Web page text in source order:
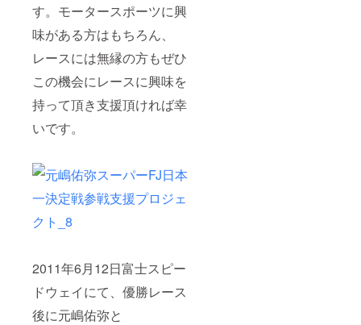
す。モータースポーツに興
味がある方はもちろん、
レースには無縁の方もぜひ
この機会にレースに興味を
持って頂き支援頂ければ幸
いです。
2011年6月12日富士スピー
ドウェイにて、優勝レース
後に元嶋佑弥と